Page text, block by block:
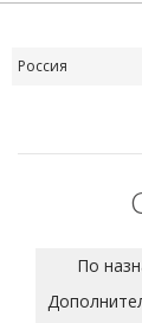
Россия
По